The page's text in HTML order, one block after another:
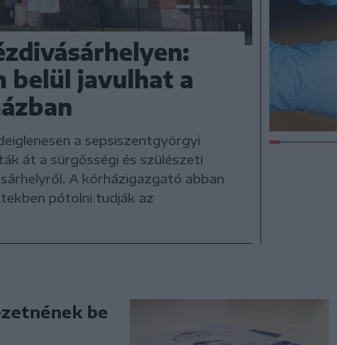
belül javulhat a
a sepsiszentgyörgyi
át a sürgősségi és szülészeti
A kórházigazgató abban
pótolni tudják az
be